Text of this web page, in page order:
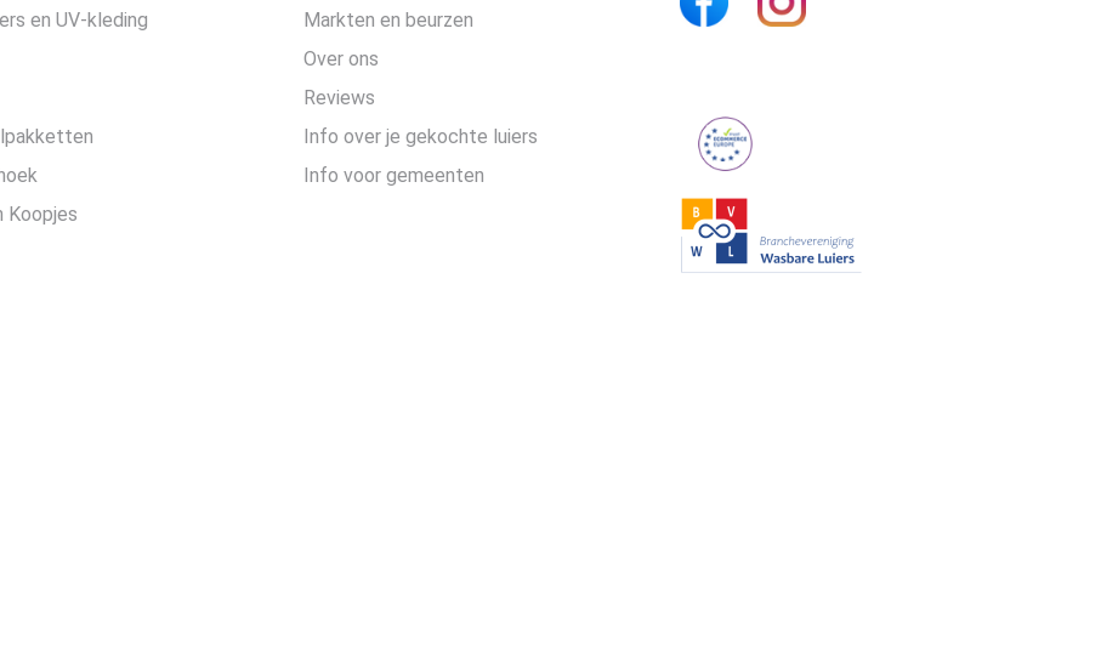
en UV-kleding
Koopjes
Markten en beurzen
Over ons
Reviews
Info over je gekochte luiers
Info voor gemeenten